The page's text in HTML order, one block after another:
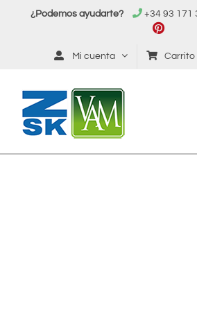
¿Podemos ayudarte? +34 93 171
Mi cuenta Carrito